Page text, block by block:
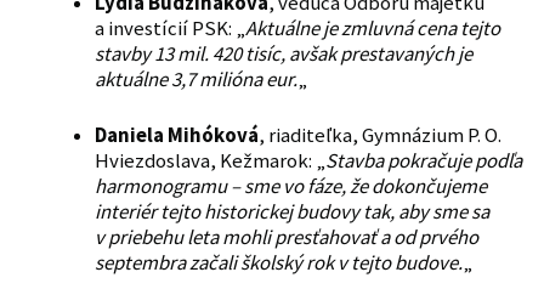
a investícií PSK: „Aktuálne je zmluvná cena tejto
stavby 13 mil. 420 tisíc, avšak prestavaných je
aktuálne 3,7 milióna eur.„
Daniela Mihóková, riaditeľka, Gymnázium P. O.
Hviezdoslava, Kežmarok: „Stavba pokračuje podľa
harmonogramu – sme vo fáze, že dokončujeme
interiér tejto historickej budovy tak, aby sme sa
v priebehu leta mohli presťahovať a od prvého
septembra začali školský rok v tejto budove.„